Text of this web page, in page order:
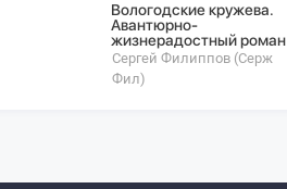
Вологодские кружева.
Авантюрно-
жизнерадостный роман
Сергей Филиппов (Серж
Фил)